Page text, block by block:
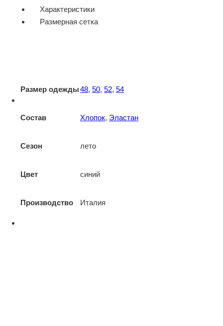
Характеристики
Размерная сетка
Размер одежды48, 50, 52, 54
Состав Хлопок, Эластан
Сезон лето
Цвет синий
Производство Италия